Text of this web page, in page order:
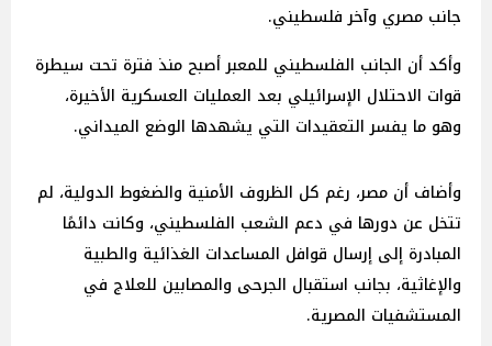
جانب مصري وآخر فلسطيني.
وأكد أن الجانب الفلسطيني للمعبر أصبح منذ فترة تحت سيطرة
قوات الاحتلال الإسرائيلي بعد العمليات العسكرية الأخيرة،
وهو ما يفسر التعقيدات التي يشهدها الوضع الميداني.
وأضاف أن مصر، رغم كل الظروف الأمنية والضغوط الدولية، لم
تتخل عن دورها في دعم الشعب الفلسطيني، وكانت دائمًا
المبادرة إلى إرسال قوافل المساعدات الغذائية والطبية
والإغاثية، بجانب استقبال الجرحى والمصابين للعلاج في
المستشفيات المصرية.